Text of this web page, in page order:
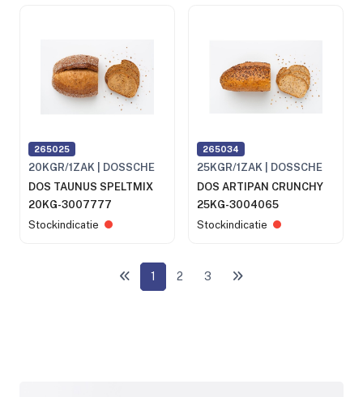
265025
20KGR/1ZAK | DOSSCHE
DOS TAUNUS SPELTMIX
20KG-3007777
Stockindicatie
265034
25KGR/1ZAK | DOSSCHE
DOS ARTIPAN CRUNCHY
25KG-3004065
Stockindicatie
1 2 3